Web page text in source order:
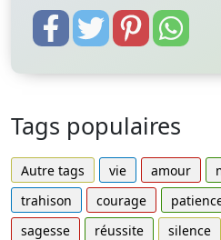
Tags populaires
Autre tags vie amour
trahison
courage
sagesse
réussite silence